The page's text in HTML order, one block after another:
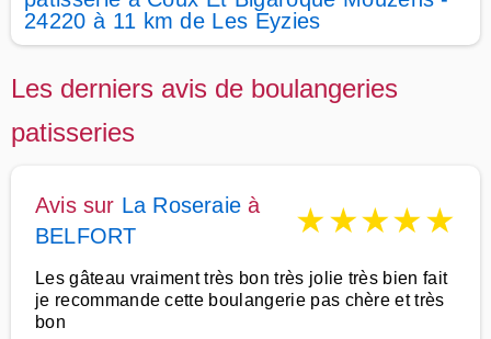
24220 à 11 km de Les Eyzies
Les derniers avis de boulangeries
patisseries
Avis sur La Roseraie à
BELFORT
★★★★★
Les gâteau vraiment très bon très jolie très bien fait
je recommande cette boulangerie pas chère et très
bon